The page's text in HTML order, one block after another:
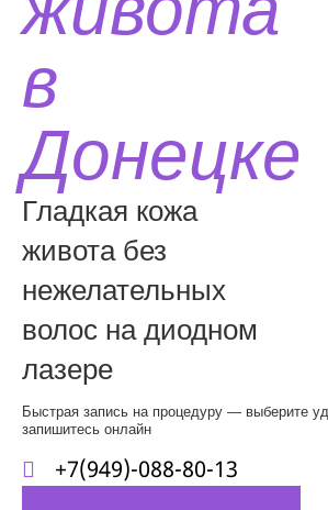
в
Донецке
Гладкая кожа
живота без
нежелательных
волос на диодном
лазере
Быстрая запись на процедуру — выберите
запишитесь онлайн
+7(949)-088-80-13